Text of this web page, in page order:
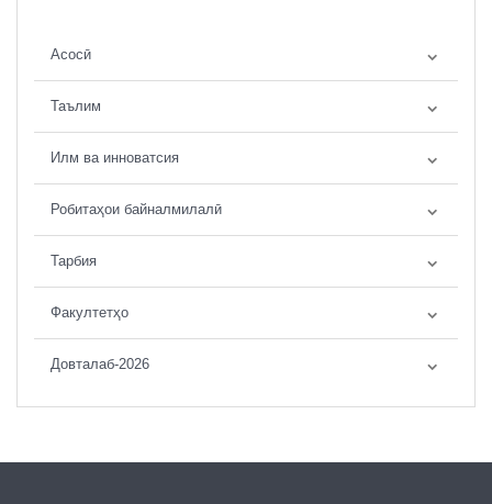
Асосӣ
Таълим
Илм ва инноватсия
Робитаҳои байналмилалӣ
Тарбия
Факултетҳо
Довталаб-2026